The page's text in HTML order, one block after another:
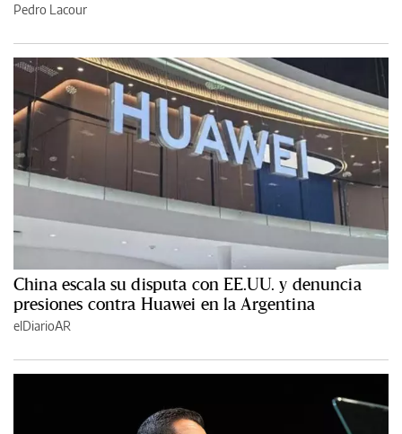
Pedro Lacour
China escala su disputa con EE.UU. y denuncia
presiones contra Huawei en la Argentina
elDiarioAR